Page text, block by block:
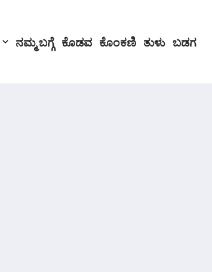
ನಮ್ಮ ಬಗ್ಗೆ ಕೊಡವ ಕೊಂಕಣಿ ತುಳು ಬಡಗ